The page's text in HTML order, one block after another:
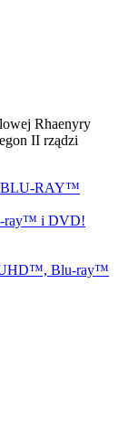
Rhaenyry
II rządzi
BLU-RAY™
ray™ i DVD!
UHD™, Blu-ray™